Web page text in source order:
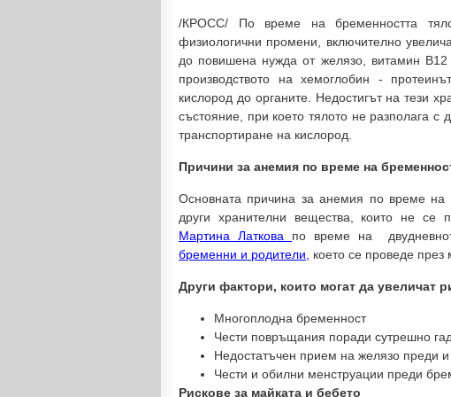
/КРОСС/ По време на бременността
физиологични промени, включително
до повишена нужда от желязо, витамин
производството на хемоглобин -
кислород до органите. Недостигът на тези
състояние, при което тялото не разполага с
транспортиране на кислород.
Причини за анемия по време на
Основната причина за анемия по време на
други хранителни вещества, които не се
Мартина Латкова по време на
бременни и родители,
което се проведе
Други фактори, които могат да увеличат
Многоплодна бременност
Чести повръщания поради сутрешно
Недостатъчен прием на желязо преди
Чести и обилни менструации преди
Рискове за майката и бебето